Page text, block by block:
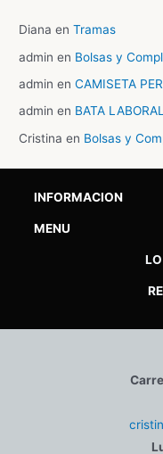
Diana enTramas
admin en Bolsas y
admin enCAMISETA
admin en BATA
Cristina en Bolsas y
INFORMACION
MENU